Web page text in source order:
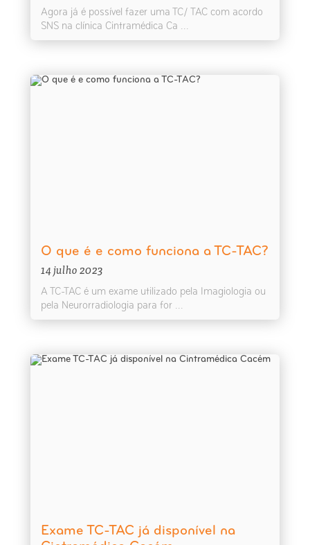
Agora já é possível fazer uma TC/ TAC com acordo
SNS na clínica Cintramédica Ca ...
O que é e como funciona a TC-TAC?
14 julho 2023
A TC-TAC é um exame utilizado pela Imagiologia ou
pela Neurorradiologia para for ...
Exame TC-TAC já disponível na